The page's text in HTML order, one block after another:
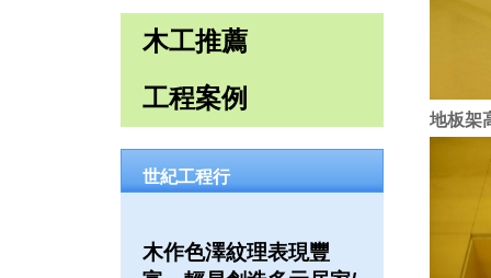
木工推薦
工程案例
世紀工程行
木作色澤紋理表現豐
地板架